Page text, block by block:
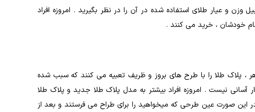
و عیار طلای استفاده شده در آن را در نظر بگیرید . امروزه افراد
خودشان ، خرید می کنند .
، پلاک طلا را با طرح های بروز و ظریف تعبیه می کنند که سبب شده
نیست . امروزه افراد بیشتر به مدل پلاک طلا جدید و پلاک طلا
در این صورت عین طرحی که میخواهید را برای طراح می فرستند و بعد از